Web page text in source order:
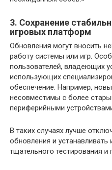
3. Сохранение
игровых платформ
Обновления могут вносить
работу системы или игр.
пользователей, владеющих
использующих
обеспечение. Например,
несовместимы с более
периферийными
В таких случаях лучше
обновления и устанавливать
тщательного тестирования и